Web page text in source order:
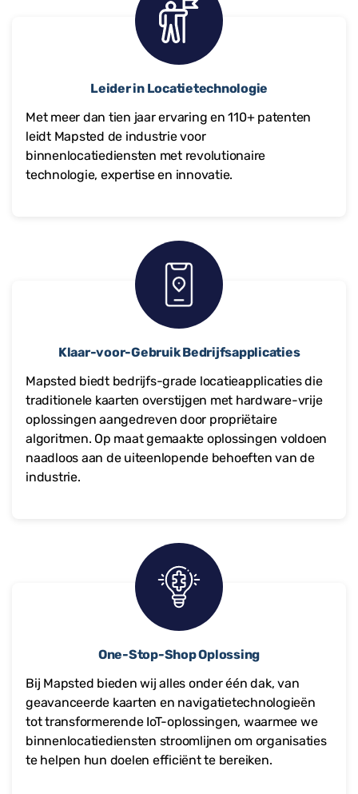
Leider in Locatietechnologie
Met meer dan tien jaar ervaring en110+patenten
leidt Mapsted de industrie voor
binnenlocatiediensten met revolutionaire
technologie, expertise en innovatie.
Klaar-voor-Gebruik Bedrijfsapplicaties
Mapsted biedt bedrijfs-grade locatieapplicaties die
traditionele kaarten overstijgen met hardware-vrije
oplossingen aangedreven door propriëtaire
algoritmen. Op maat gemaakte oplossingen voldoen
naadloos aan de uiteenlopende behoeften van de
industrie.
One-Stop-Shop Oplossing
Bij Mapsted bieden wij alles onder één dak, van
geavanceerde kaarten en navigatietechnologieën
tot transformerende IoT-oplossingen, waarmee we
binnenlocatiediensten stroomlijnen om organisaties
te helpen hun doelen efficiënt te bereiken.